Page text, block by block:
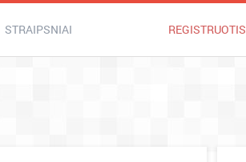
STRAIPSNIAI REGISTRUOTIS